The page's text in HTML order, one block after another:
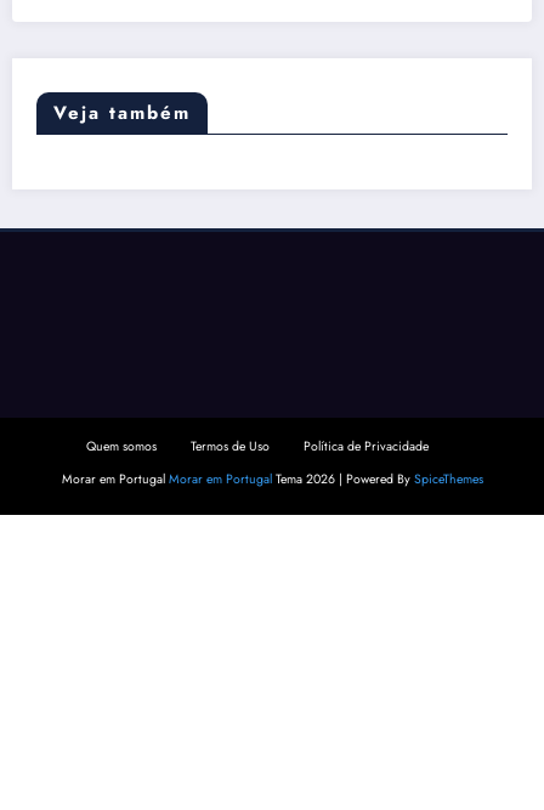
Veja também
Quem somos Termos de Uso
Política de Privacidade
Morar em Portugal Morar em PortugalTema 2026 | Powered By SpiceThemes